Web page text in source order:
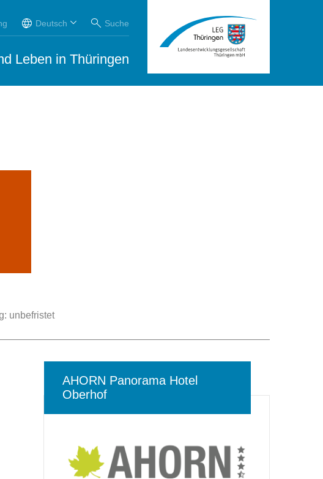
Deutsch Suche
Leben in Thüringen
unbefristet
AHORN Panorama Hotel
Oberhof